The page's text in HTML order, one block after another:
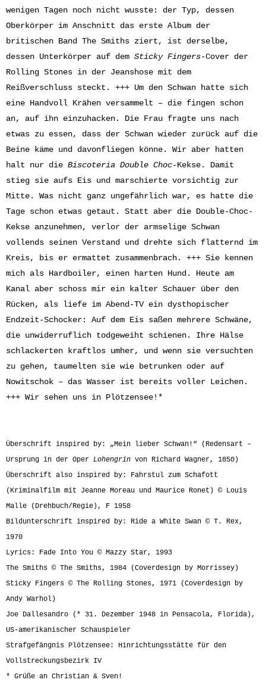
wenigen Tagen noch nicht wusste: der Typ, dessen
Oberkörper im Anschnitt das erste Album der
britischen Band The Smiths ziert, ist derselbe,
dessen Unterkörper auf dem Sticky Fingers-Cover der
Rolling Stones in der Jeanshose mit dem
Reißverschluss steckt. +++ Um den Schwan hatte sich
eine Handvoll Krähen versammelt – die fingen schon
an, auf ihn einzuhacken. Die Frau fragte uns nach
etwas zu essen, dass der Schwan wieder zurück auf die
Beine käme und davonfliegen könne. Wir aber hatten
halt nur die Biscoteria Double Choc-Kekse. Damit
stieg sie aufs Eis und marschierte vorsichtig zur
Mitte. Was nicht ganz ungefährlich war, es hatte die
Tage schon etwas getaut. Statt aber die Double-Choc-
Kekse anzunehmen, verlor der armselige Schwan
vollends seinen Verstand und drehte sich flatternd im
Kreis, bis er ermattet zusammenbrach. +++ Sie kennen
mich als Hardboiler, einen harten Hund. Heute am
Kanal aber schoss mir ein kalter Schauer über den
Rücken, als liefe im Abend-TV ein dysthopischer
Endzeit-Schocker: Auf dem Eis saßen mehrere Schwäne,
die unwiderruflich todgeweiht schienen. Ihre Hälse
schlackerten kraftlos umher, und wenn sie versuchten
zu gehen, taumelten sie wie betrunken oder auf
Nowitschok – das Wasser ist bereits voller Leichen.
+++ Wir sehen uns in Plötzensee!*
Überschrift inspired by: „Mein lieber Schwan!“ (Redensart –
Ursprung in der Oper Lohengrin von Richard Wagner, 1850)
Überschrift also inspired by: Fahrstul zum Schafott
(Kriminalfilm mit Jeanne Moreau und Maurice Ronet) © Louis
Malle (Drehbuch/Regie), F 1958
Bildunterschrift inspired by: Ride a White Swan © T. Rex,
1970
Lyrics: Fade Into You © Mazzy Star, 1993
The Smiths © The Smiths, 1984 (Coverdesign by Morrissey)
Sticky Fingers © The Rolling Stones, 1971 (Coverdesign by
Andy Warhol)
Joe Dallesandro (* 31. Dezember 1948 in Pensacola, Florida),
US-amerikanischer Schauspieler
Strafgefängnis Plötzensee: Hinrichtungsstätte für den
Vollstreckungsbezirk IV
* Grüße an Christian & Sven!